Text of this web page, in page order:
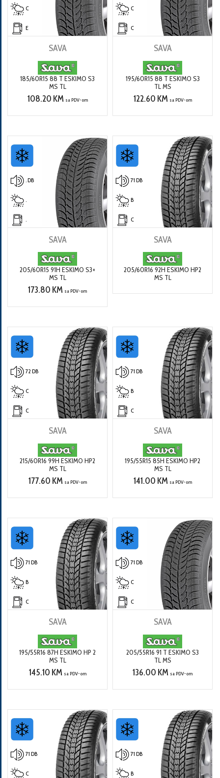
C
E
SAVA
185/60R15 88 T ESKIMO S3
MS TL
108.20 KM sa PDV-om
C
C
SAVA
195/60R15 88 T ESKIMO S3
TL MS
122.60 KM sa PDV-om
. DB
SAVA
205/60R15 91H ESKIMO S3+
MS TL
173.80 KM sa PDV-om
71 DB
B
C
SAVA
205/60R16 92H ESKIMO HP2
MS TL
72 DB
C
C
SAVA
215/60R16 99H ESKIMO HP2
MS TL
177.60 KM sa PDV-om
71 DB
B
C
SAVA
195/55R15 85H ESKIMO HP2
MS TL
141.00 KM sa PDV-om
71 DB
B
C
SAVA
195/55R16 87H ESKIMO HP 2
MS TL
145.10 KM sa PDV-om
71 DB
C
C
SAVA
205/55R16 91 T ESKIMO S3
TL MS
136.00 KM sa PDV-om
71 DB
C
71 DB
B